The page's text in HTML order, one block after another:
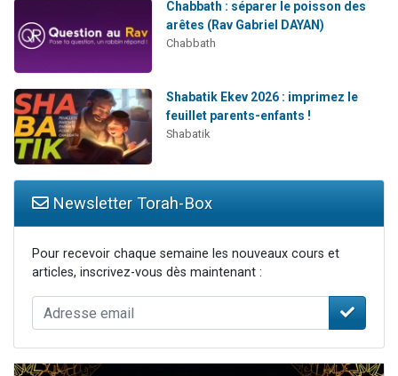
Chabbath : séparer le poisson des
arêtes (Rav Gabriel DAYAN)
Chabbath
Shabatik Ekev 2026 : imprimez le
feuillet parents-enfants !
Shabatik
Newsletter Torah-Box
Pour recevoir chaque semaine les nouveaux cours et
articles, inscrivez-vous dès maintenant :